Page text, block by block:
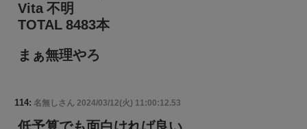
Vita 不明
TOTAL 8483本
まぁ無理やろ
114: 名無しさん 2024/03/12(火) 11:00:12.53